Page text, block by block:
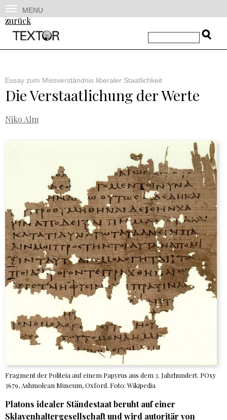
MENU
zurück
Essay zum Missverständnis liberaler Staatlichkeit
Die Verstaatlichung der Werte
Niko Alm
Fragment der Politeia auf einem Papyrus aus dem 3. Jahrhundert. POxy
3679, Ashmolean Museum, Oxford. Foto: Wikipedia
Platons idealer Ständestaat beruht auf einer
Sklavenhaltergesellschaft und wird autoritär von